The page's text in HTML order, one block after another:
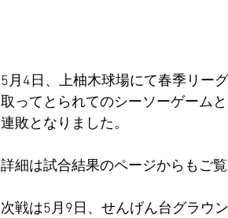
5月4日、上柚木球場にて春季リー
取ってとられてのシーソーゲーム
連敗となりました。
詳細は試合結果のページからもご覧
次戦は5月9日、せんげん台グラウ